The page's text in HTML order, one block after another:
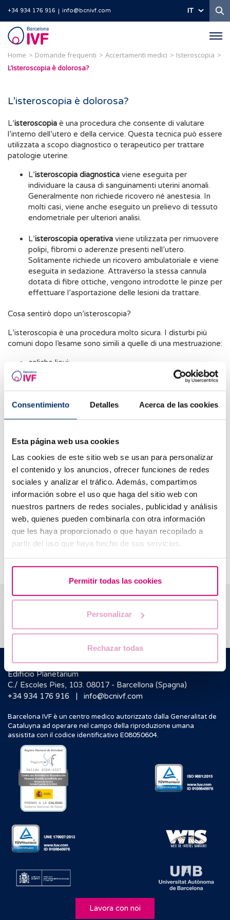
Consentimiento Detalles Acerca de las cookies
Esta página web usa cookies
Las cookies de este sitio web se usan para personalizar
el contenido y los anuncios, ofrecer funciones de redes
sociales y analizar el tráfico. Además, compartimos
información sobre el uso que haga del sitio web con
nuestros partners de redes sociales, publicidad y análisis
web, quienes pueden combinarla con otra información
que les haya proporcionado o que hayan recopilado a
partir del uso que haya hecho de sus servicios.
Permitir todas las cookies
Personalizar
Rechazar todas
+34 934 176 916 info@bcnivf.com IT
Barcelona
IVF
Home Domande frequenti Accertamenti medici
Isteroscopia
L’isteroscopia è dolorosa?
L’isteroscopia è dolorosa?
L’isteroscopia è una procedura che consente di valutare
l’interno dell’utero e della cervice. Questa tecnica può essere
utilizzata a scopo diagnostico o terapeutico per trattare
patologie uterine.
L’isteroscopia diagnostica viene eseguita per
individuare la causa di sanguinamenti uterini anomali.
Generalmente non richiede ricovero né anestesia. In
molti casi, viene anche eseguito un prelievo di tessuto
endometriale per ulteriori analisi.
L’isteroscopia operativa viene utilizzata per rimuovere
polipi, fibromi o aderenze presenti nell’utero.
Solitamente richiede un ricovero ambulatoriale e viene
eseguita in sedazione. Attraverso la stessa cannula
dotata di fibre ottiche, vengono introdotte le pinze per
effettuare l’asportazione delle lesioni da trattare.
Cosa sentirò dopo un’isteroscopia?
L’isteroscopia è una procedura molto sicura. I disturbi più
comuni dopo l’esame sono simili a quelle di una mestruazione:
coliche lievi;
lieve sanguinamento. Nel caso di un’isteroscopia
chirurgica, il sanguinamento potrebbe essere più
abbondante, a seconda del numero di lesioni rimosse.
Se si manifestano sanguinamenti abbondanti, febbre o
dolore addominale intenso, è necessario consultare il proprio
medico.
Cosa devo fare dopo un’isteroscopia?
Seguire sempre le indicazioni del proprio medico. Alcune
delle raccomandazioni più comuni sono:
evitare l’uso di assorbenti interni e lavande vaginali;
Ti aiutiamo a risolvere i tuoi dubbi
Barcelona IVF
Edificio Planetarium
C./ Escoles Pies, 103. 08017 - Barcellona (Spagna)
+34 934 176 916
| info@bcnivf.com
Barcelona IVF è un centro medico autorizzato dalla Generalitat de
Cataluyna ad operare nel campo della riproduzione umana
assistita con il codice identificativo E08050604.
Lavora con noi